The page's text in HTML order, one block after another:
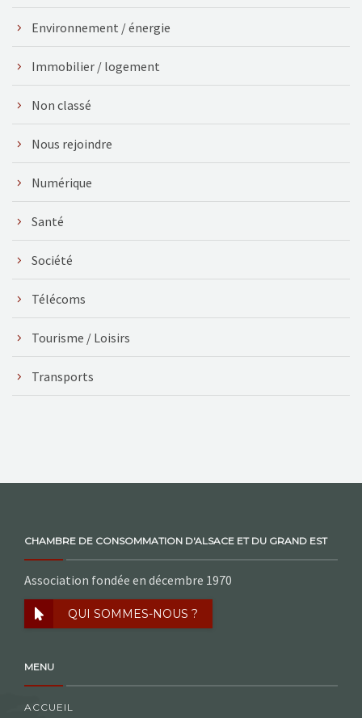
Environnement / énergie
Immobilier / logement
Non classé
Nous rejoindre
Numérique
Santé
Société
Télécoms
Tourisme / Loisirs
Transports
CHAMBRE DE CONSOMMATION D'ALSACE ET DU GRAND EST
Association fondée en décembre 1970
QUI SOMMES-NOUS ?
MENU
ACCUEIL